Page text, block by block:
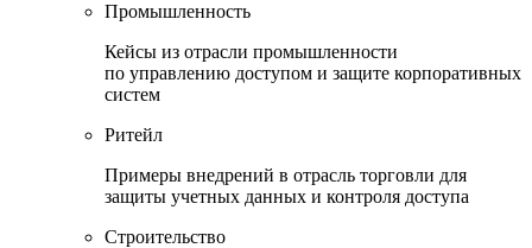
Промышленность
Кейсы из отрасли промышленности
по управлению доступом и защите корпоративных
систем
Ритейл
Примеры внедрений в отрасль торговли для
защиты учетных данных и контроля доступа
Строительство